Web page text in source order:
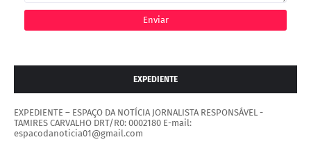
EXPEDIENTE
EXPEDIENTE – ESPAÇO DA NOTÍCIA JORNALISTA RESPONSÁVEL -
TAMIRES CARVALHO DRT/R0: 0002180 E-mail:
espacodanoticia01@gmail.com